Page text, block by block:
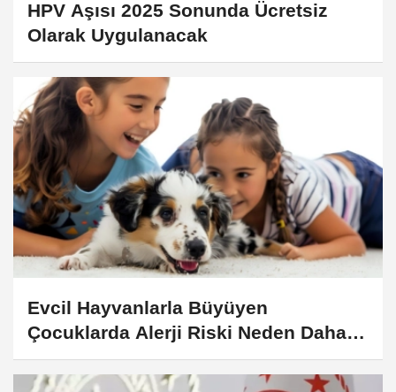
HPV Aşısı 2025 Sonunda Ücretsiz
Olarak Uygulanacak
Evcil Hayvanlarla Büyüyen
Çocuklarda Alerji Riski Neden Daha
Düşük?